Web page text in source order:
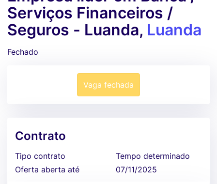
Serviços Financeiros /
Seguros - Luanda, Luanda
Fechado
Vaga fechada
Contrato
Tipo contrato
Tempo determinado
Oferta aberta até
07/11/2025